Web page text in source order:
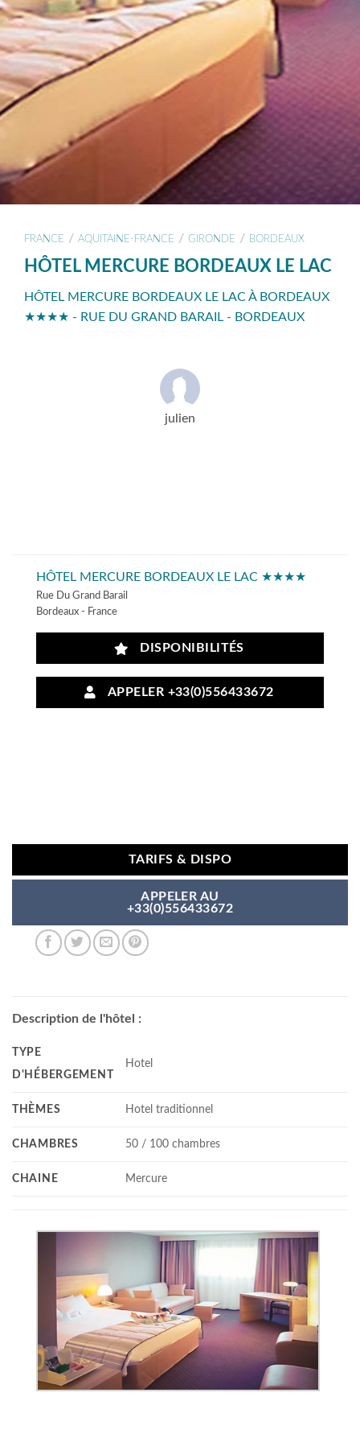
FRANCE / AQUITAINE-FRANCE / GIRONDE / BORDEAUX
HÔTEL MERCURE BORDEAUX LE LAC
HÔTEL MERCURE BORDEAUX LE LAC À BORDEAUX
★★★★ - RUE DU GRAND BARAIL - BORDEAUX
julien
HÔTEL MERCURE BORDEAUX LE LAC ★★★★
Rue Du Grand Barail
Bordeaux - France
DISPONIBILITÉS
APPELER +33(0)556433672
TARIFS & DISPO
APPELER AU
+33(0)556433672
Description de l'hôtel :
TYPE
D'HÉBERGEMENT
Hotel
THÈMES Hotel traditionnel
CHAMBRES 50 / 100 chambres
CHAINE Mercure